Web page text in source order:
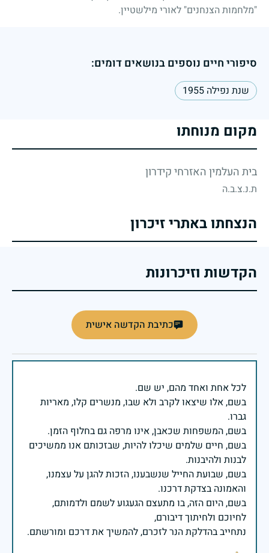
"מלחמות הצנחנים" לאורי מילשטיין.
סיפורי חיים נוספים בנושאים דומים:
שנת נפילה 1955
מקום מנוחתו
בית העלמין האזרחי קידרון
ת.נ.צ.ב.ה
הנצחתו באתרי זיכרון
הקדשות וזיכרונות
כתיבת הקדשה אישית
בשם, אלו שיצאו לקרב ולא שבו, מנשרים קלו, מאריות
בשם, חיים שלמים שיכלו להיות, שבזכותם אנו ממשיכים
בשם, שבועת החייל שנשבענו, הזכות להגן על עצמנו,
בשם, היום הזה, בו מתעצם הגעגוע לשמם ולדמותם,
נתחייב בהדלקת הנר לזכרם, להמשיך את דרכם ומורשתם.